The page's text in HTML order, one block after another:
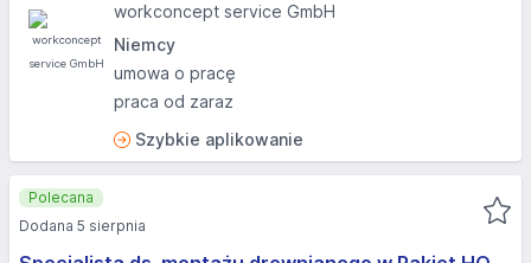
workconcept service GmbH
Niemcy
umowa o pracę
praca od zaraz
Szybkie aplikowanie
Polecana
Dodana 5 sierpnia